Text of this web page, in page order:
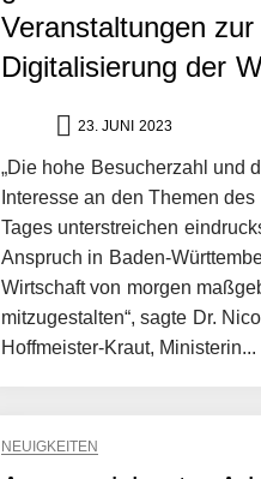
Veranstaltungen zur
Digitalisierung der
23. JUNI 2023
„Die hohe Besucherzahl und
Interesse an den Themen
Tages unterstreichen
Anspruch in Baden-
Wirtschaft von morgen
mitzugestalten“, sagte Dr.
Hoffmeister-Kraut, Ministerin...
NEUIGKEITEN
NEURA Robotics
beschleunigen
NEURA Robotics
NEURA Robotics